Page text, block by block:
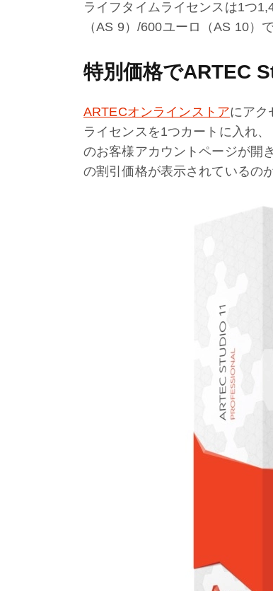
ライフタイムライセンスは1つ
（AS 9）/600ユーロ（AS 10）
特別価格でARTEC
ARTECオンラインストアにアク
ライセンスを1つカートに入れ
のお客様アカウントページが開
の割引価格が表示されているの